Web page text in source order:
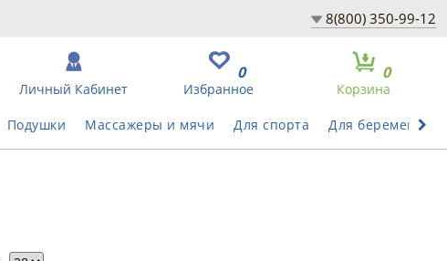
8(800) 350-99-12
Корзина
0
Избранное
0
Личный Кабинет
Подушки Массажеры и мячи Для спорта Для беременных